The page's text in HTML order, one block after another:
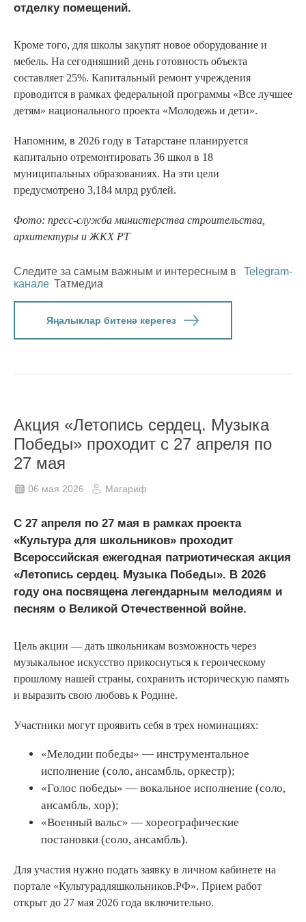
отделку помещений.
Кроме того, для школы закупят новое оборудование и
мебель. На сегодняшний день готовность объекта
составляет 25%. Капитальный ремонт учреждения
проводится в рамках федеральной программы «Все лучшее
детям» национального проекта «Молодежь и дети».
Напомним, в 2026 году в Татарстане планируется
капитально отремонтировать 36 школ в 18
муниципальных образованиях. На эти цели
предусмотрено 3,184 млрд рублей.
Фото: пресс-служба министерства строительства,
архитектуры и ЖКХ РТ
Следите за самым важным и интересным в
Telegram-
канале Татмедиа
Яңалыклар битенә керегез
Акция «Летопись сердец. Музыка
Победы» проходит с 27 апреля по
27 мая
06 мая 2026 Магариф
С 27 апреля по 27 мая в рамках проекта
«Культура для школьников» проходит
Всероссийская ежегодная патриотическая акция
«Летопись сердец. Музыка Победы». В 2026
году она посвящена легендарным мелодиям и
песням о Великой Отечественной войне.
Цель акции — дать школьникам возможность через
музыкальное искусство прикоснуться к героическому
прошлому нашей страны, сохранить историческую память
и выразить свою любовь к Родине.
Участники могут проявить себя в трех номинациях:
«Мелодии победы» — инструментальное
исполнение (соло, ансамбль, оркестр);
«Голос победы» — вокальное исполнение (соло,
ансамбль, хор);
«Военный вальс» — хореографические
постановки (соло, ансамбль).
Для участия нужно подать заявку в личном кабинете на
портале «Культурадляшкольников.РФ». Прием работ
открыт до 27 мая 2026 года включительно.